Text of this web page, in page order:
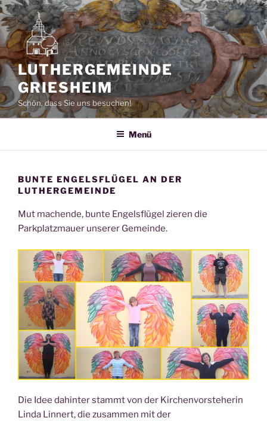
Zum
Inhalt
springen
LUTHERGEMEINDE
GRIESHEIM
Schön, dass Sie uns besuchen!
Menü
BUNTE ENGELSFLÜGEL AN DER
LUTHERGEMEINDE
Mut machende, bunte Engelsflügel zieren die
Parkplatzmauer unserer Gemeinde.
Die Idee dahinter stammt von der Kirchenvorsteherin
Linda Linnert, die zusammen mit der